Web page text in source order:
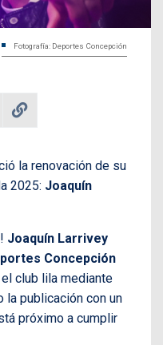
Fotografía: Deportes Concepción
la renovación de su
2025: Joaquín
Joaquín Larrivey
Concepción
el club lila mediante
la publicación con un
próximo a cumplir